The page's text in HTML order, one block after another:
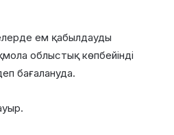
ем қабылдауды
облыстық көпбейінді
бағалануда.